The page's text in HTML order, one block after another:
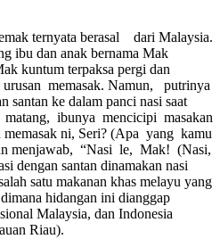
ternyata berasal dari Malaysia.
ibu dan anak bernama Mak
kuntum terpaksa pergi dan
memasak. Namun, putrinya
ke dalam panci nasi saat
matang, ibunya mencicipi masakan
memasak ni, Seri? (Apa yang kamu
menjawab, “Nasi le, Mak! (Nasi,
dengan santan dinamakan nasi
satu makanan khas melayu yang
hidangan ini dianggap
Malaysia, dan Indonesia
Riau).